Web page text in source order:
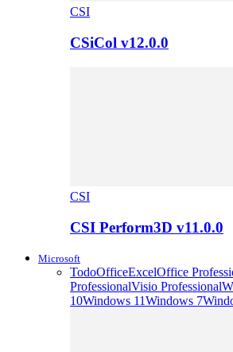
CSI
CSiCol v12.0.0
CSI
CSI Perform3D v11.0.0
Microsoft
TodoOfficeExcelOffice
ProfessionalVisio Professional
10Windows 11Windows 7